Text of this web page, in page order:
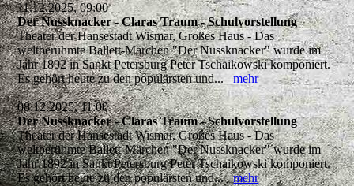
11.12.2025, 09:00
Der Nussknacker - Claras Traum - Schulvorstellung
Theater der Hansestadt Wismar, Großes Haus - Das
weltberühmte Ballett-Märchen "Der Nussknacker" wurde im
Jahr 1892 in Sankt Petersburg Peter Tschaikowski komponiert.
Es gehört heute zu den populärsten und...mehr
08.12.2025, 11:00
Der Nussknacker - Claras Traum - Schulvorstellung
Theater der Hansestadt Wismar, Großes Haus - Das
weltberühmte Ballett-Märchen "Der Nussknacker" wurde im
Jahr 1892 in Sankt Petersburg Peter Tschaikowski komponiert.
Es gehört heute zu den populärsten und...mehr